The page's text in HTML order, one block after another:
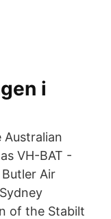
i
VH-BAT -
Air
of the Stabilt